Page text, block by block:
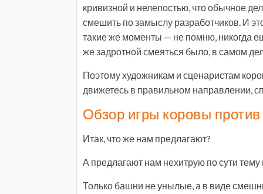
кривизной и нелепостью, что обычное
смешить по замыслу разработчиков. И
такие же моменты — не помню, никогда
же задротной смеяться было, в самом
Поэтому художникам и сценаристам
движетесь в правильном направлении,
Обзор игры коровы
Итак, что же нам предлагают?
А предлагают нам нехитрую по сути
Только башни не унылые, а в виде